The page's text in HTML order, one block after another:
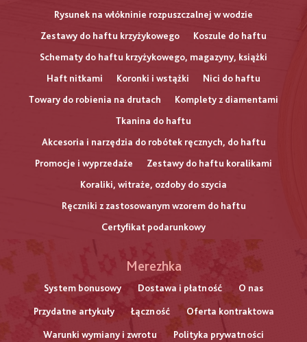
Rysunek na włókninie rozpuszczalnej w wodzie
Zestawy do haftu krzyżykowego
Koszule do haftu
Schematy do haftu krzyżykowego, magazyny, książki
Haft nitkami
Koronki i wstążki
Nici do haftu
Towary do robienia na drutach
Komplety z diamentami
Tkanina do haftu
Akcesoria i narzędzia do robótek ręcznych, do haftu
Promocje i wyprzedaże
Zestawy do haftu koralikami
Koraliki, witraże, ozdoby do szycia
Ręczniki z zastosowanym wzorem do haftu
Certyfikat podarunkowy
нижнього
колонтитулу
Merezhka
System bonusowy Dostawa i płatność O nas
Przydatne artykuły Łączność Oferta kontraktowa
Warunki wymiany i zwrotu Polityka prywatności